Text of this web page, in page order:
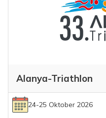
Alanya-Triathlon
24-25 Oktober 2026